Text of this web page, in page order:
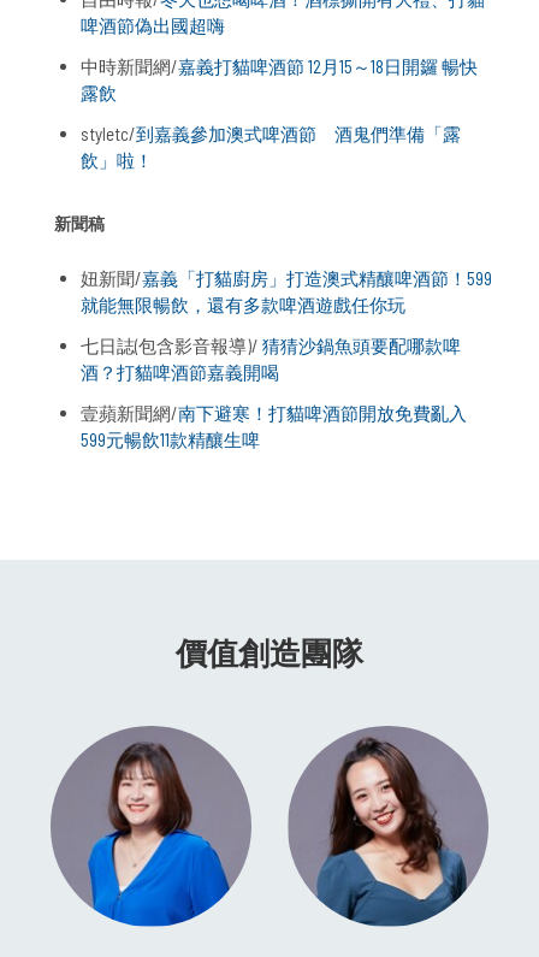
啤酒節偽出國超嗨
中時新聞網/嘉義打貓啤酒節 12月15～18日開鑼 暢快
露飲
styletc/到嘉義參加澳式啤酒節 酒鬼們準備「露
飲」啦！
新聞稿
妞新聞/嘉義「打貓廚房」打造澳式精釀啤酒節！599
就能無限暢飲，還有多款啤酒遊戲任你玩
七日誌(包含影音報導)/猜猜沙鍋魚頭要配哪款啤
酒？打貓啤酒節嘉義開喝
壹蘋新聞網/南下避寒！打貓啤酒節開放免費亂入
599元暢飲11款精釀生啤
價值創造團隊